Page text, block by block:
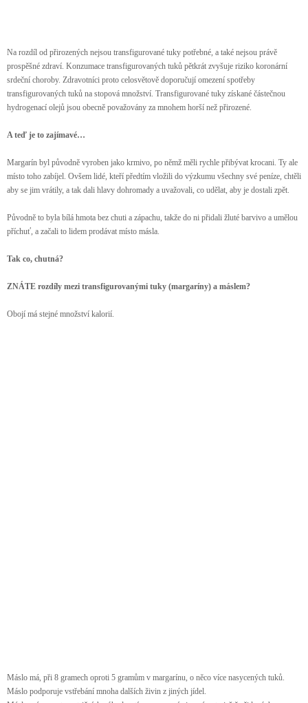
Na rozdíl od přirozených nejsou transfigurované tuky potřebné, a také nejsou právě
prospěšné zdraví. Konzumace transfigurovaných tuků pětkrát zvyšuje riziko koronární
srdeční choroby. Zdravotníci proto celosvětově doporučují omezení spotřeby
transfigurovaných tuků na stopová množství. Transfigurované tuky získané částečnou
hydrogenací olejů jsou obecně považovány za mnohem horší než přirozené.
A teď je to zajímavé…
Margarín byl původně vyroben jako krmivo, po němž měli rychle přibývat krocani. Ty ale
místo toho zabíjel. Ovšem lidé, kteří předtím vložili do výzkumu všechny své peníze, chtěli
aby se jim vrátily, a tak dali hlavy dohromady a uvažovali, co udělat, aby je dostali zpět.
Původně to byla bílá hmota bez chuti a zápachu, takže do ni přidali žluté barvivo a umělou
příchuť, a začali to lidem prodávat místo másla.
Tak co, chutná?
ZNÁTE rozdíly mezi transfigurovanými tuky (margaríny) a máslem?
Obojí má stejné množství kalorií.
Máslo má, při 8 gramech oproti 5 gramům v margarínu, o něco více nasycených tuků.
Máslo podporuje vstřebání mnoha dalších živin z jiných jídel.